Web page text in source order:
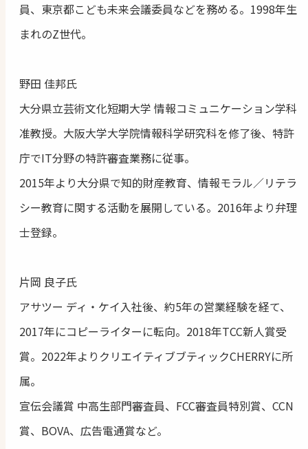
員、東京都こども未来会議委員などを務める。1998年生
まれのZ世代。
野田 佳邦氏
大分県立芸術文化短期大学 情報コミュニケーション学科
准教授。大阪大学大学院情報科学研究科を修了後、特許
庁でIT分野の特許審査業務に従事。
2015年より大分県で知的財産教育、情報モラル／リテラ
シー教育に関する活動を展開している。2016年より弁理
士登録。
片岡 良子氏
アサツー ディ・ケイ入社後、約5年の営業経験を経て、
2017年にコピーライターに転向。2018年TCC新人賞受
賞。2022年よりクリエイティブブティックCHERRYに所
属。
宣伝会議賞 中高生部門審査員、FCC審査員特別賞、CCN
賞、BOVA、広告電通賞など。